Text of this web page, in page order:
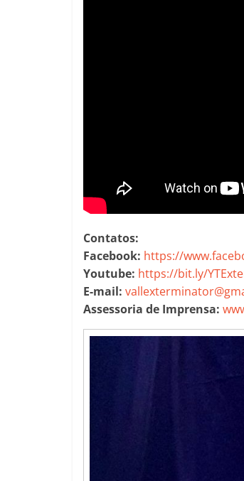
Contatos:
Facebook: https://
Youtube: https://bit.ly/
E-mail:
Assessoria de Imprensa: